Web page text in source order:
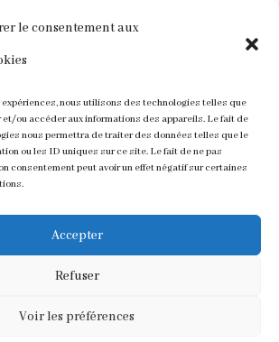
le consentement aux
nous utilisons des technologies telles que
ou accéder aux informations des appareils. Le fait de
nous permettra de traiter des données telles que le
ou les ID uniques sur ce site. Le fait de ne pas
consentement peut avoir un effet négatif sur certaines
Accepter
Refuser
Voir les préférences
GreyDGL : Une Nouvelle Ère
pour les Tests d’Intrusion avec
Lumière une Vulnérabilité dans
d’Accès aux Hachages